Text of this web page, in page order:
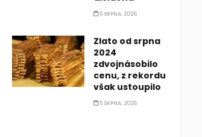
5 SRPNA, 2026
Zlato od srpna
2024
zdvojnásobilo
cenu, z rekordu
však ustoupilo
5 SRPNA, 2026